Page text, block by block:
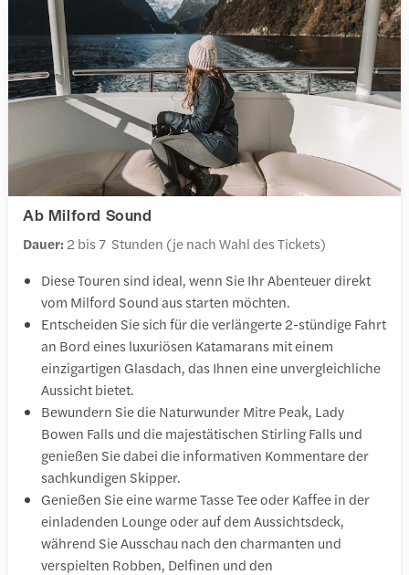
Ab Milford Sound
Dauer: 2 bis 7 Stunden (je nach Wahl des Tickets)
Diese Touren sind ideal, wenn Sie Ihr Abenteuer direkt
vom Milford Sound aus starten möchten.
Entscheiden Sie sich für die verlängerte 2-stündige Fahrt
an Bord eines luxuriösen Katamarans mit einem
einzigartigen Glasdach, das Ihnen eine unvergleichliche
Aussicht bietet.
Bewundern Sie die Naturwunder Mitre Peak, Lady
Bowen Falls und die majestätischen Stirling Falls und
genießen Sie dabei die informativen Kommentare der
sachkundigen Skipper.
Genießen Sie eine warme Tasse Tee oder Kaffee in der
einladenden Lounge oder auf dem Aussichtsdeck,
während Sie Ausschau nach den charmanten und
verspielten Robben, Delfinen und den